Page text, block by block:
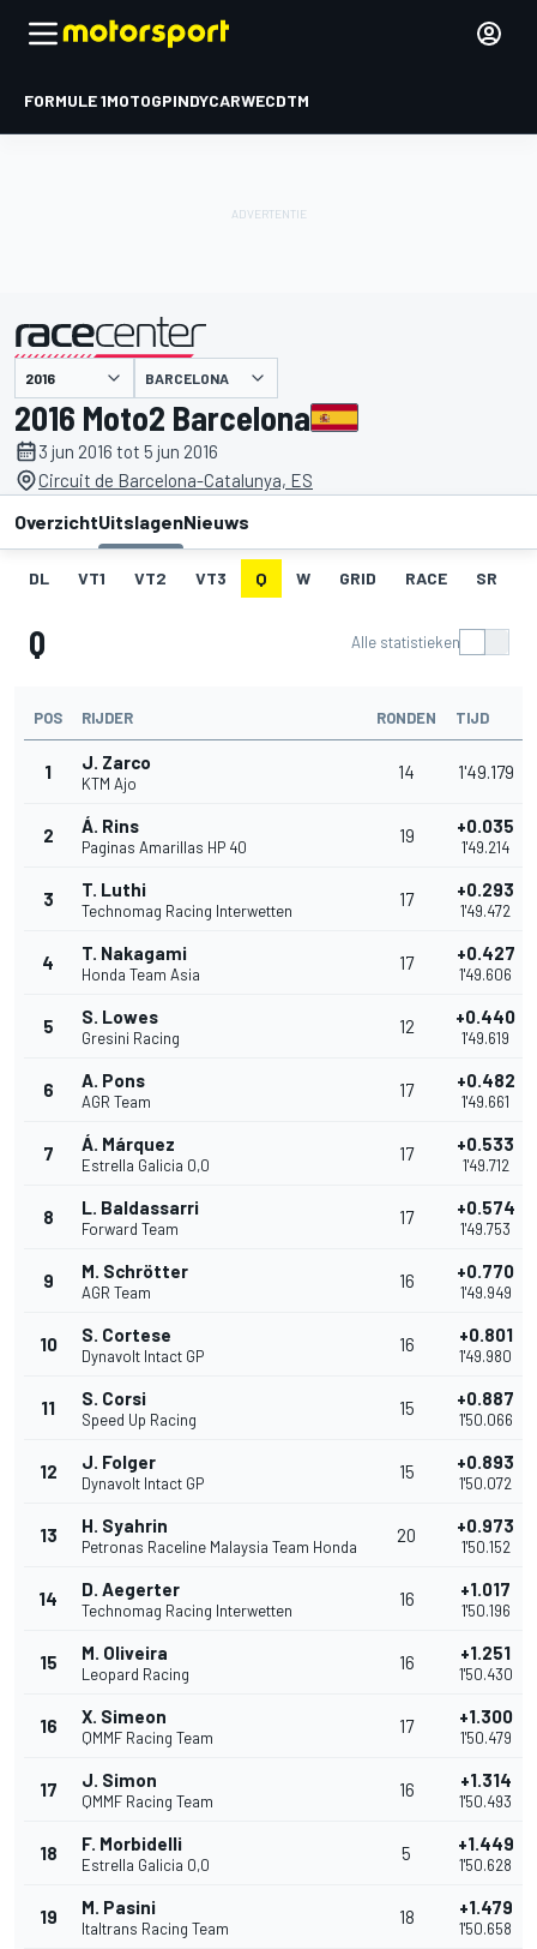
FORMULE 1MOTOGPINDYCARWECDTM
gepresenteerd door BARCELONA
2016 Moto2 Barcelona
3 jun 2016 tot 5 jun 2016
Circuit de Barcelona-Catalunya, ES
OverzichtUitslagenNieuws
DL VT1 VT2 VT3 Q W GRID RACE SR
Q Alle statistieken
POS RIJDER RONDEN TIJD
1 J. Zarco
KTM Ajo
14 1'49.179
2 Á. Rins
Paginas Amarillas HP 40
19 +0.035
1'49.214
3 T. Luthi
Technomag Racing Interwetten
17 +0.293
1'49.472
4 T. Nakagami
Honda Team Asia
17 +0.427
1'49.606
5 S. Lowes
Gresini Racing
12 +0.440
1'49.619
6 A. Pons
AGR Team
17 +0.482
1'49.661
7 Á. Márquez
Estrella Galicia 0,0
17 +0.533
1'49.712
8 L. Baldassarri
Forward Team
17 +0.574
1'49.753
9 M. Schrötter
AGR Team
16 +0.770
1'49.949
10 S. Cortese
Dynavolt Intact GP
16 +0.801
1'49.980
11 S. Corsi
Speed Up Racing
15 +0.887
1'50.066
12 J. Folger
Dynavolt Intact GP
15 +0.893
1'50.072
13 H. Syahrin
Petronas Raceline Malaysia Team Honda
20 +0.973
1'50.152
14 D. Aegerter
Technomag Racing Interwetten
16 +1.017
1'50.196
15 M. Oliveira
Leopard Racing
16 +1.251
1'50.430
16 X. Simeon
QMMF Racing Team
17 +1.300
1'50.479
17 J. Simon
QMMF Racing Team
16 +1.314
1'50.493
18 F. Morbidelli
Estrella Galicia 0,0
5 +1.449
1'50.628
19 M. Pasini
Italtrans Racing Team
18 +1.479
1'50.658